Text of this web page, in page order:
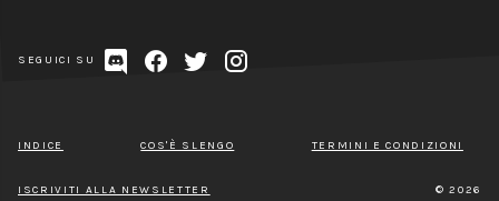
SEGUICI SU
INDICE COS'È SLENGO TERMINI E CONDIZIONI
ISCRIVITI ALLA NEWSLETTER © 2026